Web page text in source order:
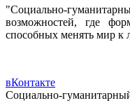
"Социально-
возможностей, где
способных менять мир к
вКонтакте
Социально-